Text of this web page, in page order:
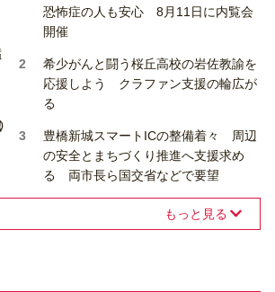
恐怖症の人も安心 8月11日に内覧会
開催
希少がんと闘う桜丘高校の岩佐教諭を
応援しよう クラファン支援の輪広が
る
豊橋新城スマートICの整備着々 周辺
の安全とまちづくり推進へ支援求め
る 両市長ら国交省などで要望
もっと見る